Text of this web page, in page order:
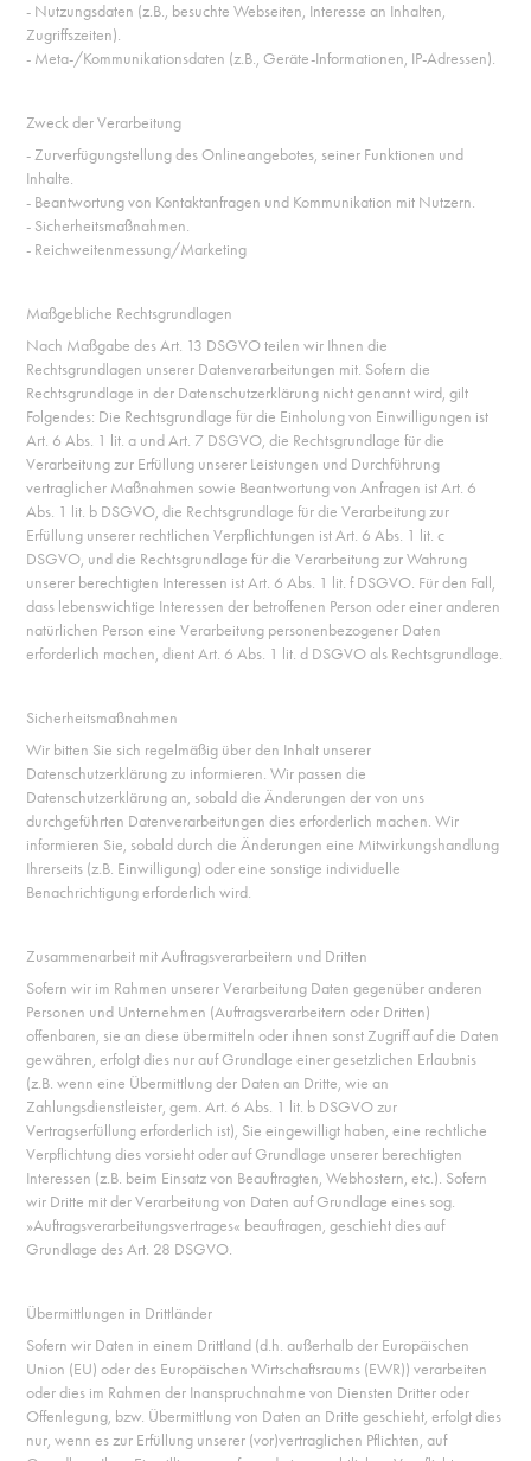
- Nutzungsdaten (z.B., besuchte Webseiten, Interesse an Inhalten,
Zugriffszeiten).
- Meta-/Kommunikationsdaten (z.B., Geräte-Informationen, IP-Adressen).
Zweck der Verarbeitung
- Zurverfügungstellung des Onlineangebotes, seiner Funktionen und
Inhalte.
- Beantwortung von Kontaktanfragen und Kommunikation mit Nutzern.
- Sicherheitsmaßnahmen.
- Reichweitenmessung/Marketing
Maßgebliche Rechtsgrundlagen
Nach Maßgabe des Art. 13 DSGVO teilen wir Ihnen die
Rechtsgrundlagen unserer Datenverarbeitungen mit. Sofern die
Rechtsgrundlage in der Datenschutzerklärung nicht genannt wird, gilt
Folgendes: Die Rechtsgrundlage für die Einholung von Einwilligungen ist
Art. 6 Abs. 1 lit. a und Art. 7 DSGVO, die Rechtsgrundlage für die
Verarbeitung zur Erfüllung unserer Leistungen und Durchführung
vertraglicher Maßnahmen sowie Beantwortung von Anfragen ist Art. 6
Abs. 1 lit. b DSGVO, die Rechtsgrundlage für die Verarbeitung zur
Erfüllung unserer rechtlichen Verpflichtungen ist Art. 6 Abs. 1 lit. c
DSGVO, und die Rechtsgrundlage für die Verarbeitung zur Wahrung
unserer berechtigten Interessen ist Art. 6 Abs. 1 lit. f DSGVO. Für den Fall,
dass lebenswichtige Interessen der betroffenen Person oder einer anderen
natürlichen Person eine Verarbeitung personenbezogener Daten
erforderlich machen, dient Art. 6 Abs. 1 lit. d DSGVO als Rechtsgrundlage.
Sicherheitsmaßnahmen
Wir bitten Sie sich regelmäßig über den Inhalt unserer
Datenschutzerklärung zu informieren. Wir passen die
Datenschutzerklärung an, sobald die Änderungen der von uns
durchgeführten Datenverarbeitungen dies erforderlich machen. Wir
informieren Sie, sobald durch die Änderungen eine Mitwirkungshandlung
Ihrerseits (z.B. Einwilligung) oder eine sonstige individuelle
Benachrichtigung erforderlich wird.
Zusammenarbeit mit Auftragsverarbeitern und Dritten
Sofern wir im Rahmen unserer Verarbeitung Daten gegenüber anderen
Personen und Unternehmen (Auftragsverarbeitern oder Dritten)
offenbaren, sie an diese übermitteln oder ihnen sonst Zugriff auf die Daten
gewähren, erfolgt dies nur auf Grundlage einer gesetzlichen Erlaubnis
(z.B. wenn eine Übermittlung der Daten an Dritte, wie an
Zahlungsdienstleister, gem. Art. 6 Abs. 1 lit. b DSGVO zur
Vertragserfüllung erforderlich ist), Sie eingewilligt haben, eine rechtliche
Verpflichtung dies vorsieht oder auf Grundlage unserer berechtigten
Interessen (z.B. beim Einsatz von Beauftragten, Webhostern, etc.). Sofern
wir Dritte mit der Verarbeitung von Daten auf Grundlage eines sog.
»Auftragsverarbeitungsvertrages« beauftragen, geschieht dies auf
Grundlage des Art. 28 DSGVO.
Übermittlungen in Drittländer
Sofern wir Daten in einem Drittland (d.h. außerhalb der Europäischen
Union (EU) oder des Europäischen Wirtschaftsraums (EWR)) verarbeiten
oder dies im Rahmen der Inanspruchnahme von Diensten Dritter oder
Offenlegung, bzw. Übermittlung von Daten an Dritte geschieht, erfolgt dies
nur, wenn es zur Erfüllung unserer (vor)vertraglichen Pflichten, auf